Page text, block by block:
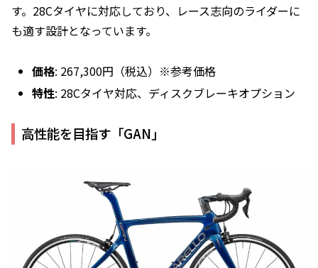
す。28Cタイヤに対応しており、レース志向のライダーに
も適す設計となっています。
価格: 267,300円（税込）※参考価格
特性: 28Cタイヤ対応、ディスクブレーキオプション
高性能を目指す「GAN」